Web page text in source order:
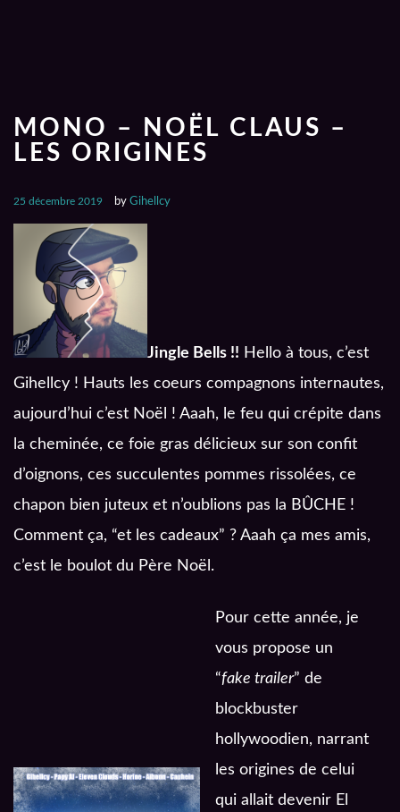
MONO – NOËL CLAUS –
LES ORIGINES
25 décembre 2019 by Gihellcy
Jingle Bells !! Hello à tous, c’est
Gihellcy ! Hauts les coeurs compagnons internautes,
aujourd’hui c’est Noël ! Aaah, le feu qui crépite dans
la cheminée, ce foie gras délicieux sur son confit
d’oignons, ces succulentes pommes rissolées, ce
chapon bien juteux et n’oublions pas la BÛCHE !
Comment ça, “et les cadeaux” ? Aaah ça mes amis,
c’est le boulot du Père Noël.
Pour cette année, je
vous propose un
“fake trailer” de
blockbuster
hollywoodien, narrant
les origines de celui
qui allait devenir El